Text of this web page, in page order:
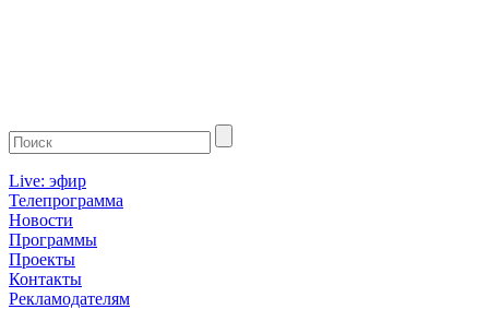
Live: эфир
Телепрограмма
Новости
Программы
Проекты
Контакты
Рекламодателям